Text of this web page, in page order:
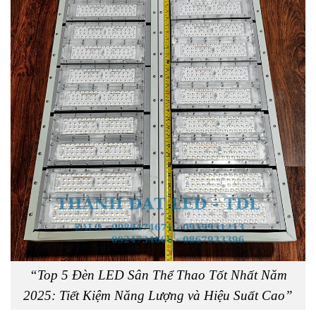
“Top 5 Đèn LED Sân Thể Thao Tốt Nhất Năm
2025: Tiết Kiệm Năng Lượng và Hiệu Suất Cao”